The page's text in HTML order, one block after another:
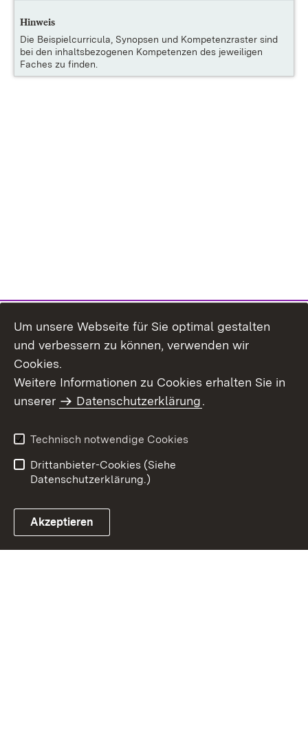
Hinweis
Die Beispielcurricula, Synopsen und Kompetenzraster sind
bei den inhaltsbezogenen Kompetenzen des jeweiligen
Faches zu finden.
Um unsere Webseite für Sie optimal gestalten
und verbessern zu können, verwenden wir
Cookies.
Weitere Informationen zu Cookies erhalten Sie in
unserer
Datenschutzerklärung.
Technisch notwendige Cookies
Drittanbieter-Cookies (Siehe
Datenschutzerklärung.)
Akzeptieren